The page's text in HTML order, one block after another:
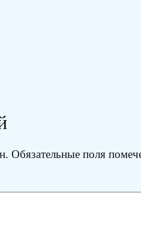
Обязательные поля